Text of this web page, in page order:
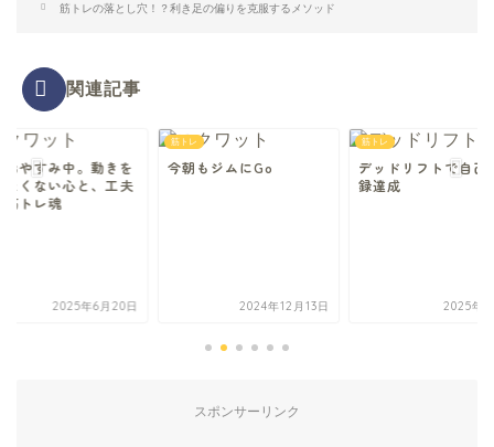
筋トレの落とし穴！？利き足の偏りを克服するメソッド
関連記事
おやすみ中。動きを
たくない心と、工夫
筋トレ魂
2025年6月20日
筋トレ
今朝もジムにGo
2024年12月13日
筋トレ
デッドリフトで自己
録達成
2025年3
スポンサーリンク